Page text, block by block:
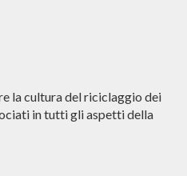
la cultura del riciclaggio dei
in tutti gli aspetti della